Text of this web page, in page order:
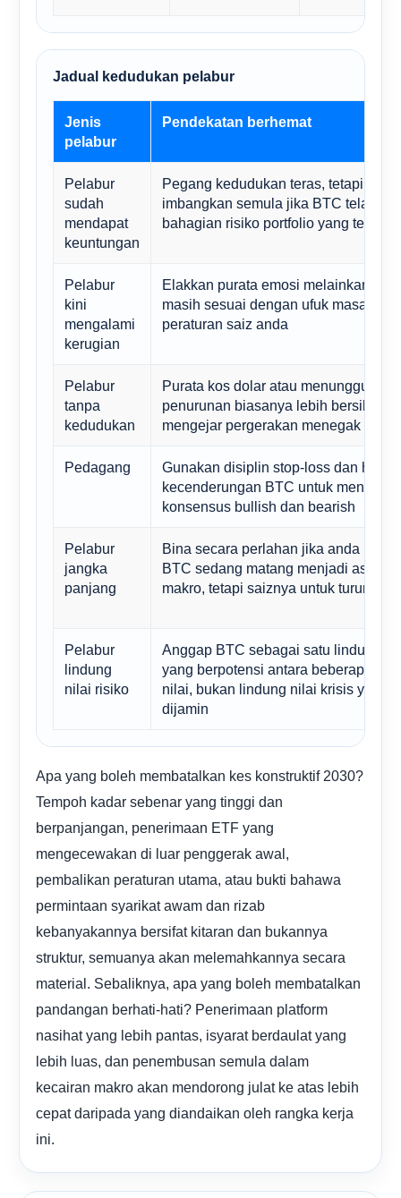
Jadual kedudukan pelabur
Jenis
pelabur
Pendekatan berhemat
Pelabur
sudah
mendapat
keuntungan
Pegang kedudukan teras, tetapi
imbangkan semula jika BTC telah
bahagian risiko portfolio yang terlalu
Pelabur
kini
mengalami
kerugian
Elakkan purata emosi melainkan
masih sesuai dengan ufuk masa dan
peraturan saiz anda
Pelabur
tanpa
kedudukan
Purata kos dolar atau menunggu
penurunan biasanya lebih bersih
mengejar pergerakan menegak
Pedagang
Gunakan disiplin stop-loss dan
kecenderungan BTC untuk
konsensus bullish dan bearish
Pelabur
jangka
panjang
Bina secara perlahan jika anda
BTC sedang matang menjadi aset
makro, tetapi saiznya untuk turun naik
Pelabur
lindung
nilai risiko
Anggap BTC sebagai satu lindung
yang berpotensi antara beberapa
nilai, bukan lindung nilai krisis yang
dijamin
Apa yang boleh membatalkan kes konstruktif 2030?
Tempoh kadar sebenar yang tinggi dan
berpanjangan, penerimaan ETF yang
mengecewakan di luar penggerak awal,
pembalikan peraturan utama, atau bukti bahawa
permintaan syarikat awam dan rizab
kebanyakannya bersifat kitaran dan bukannya
struktur, semuanya akan melemahkannya secara
material. Sebaliknya, apa yang boleh membatalkan
pandangan berhati-hati? Penerimaan platform
nasihat yang lebih pantas, isyarat berdaulat yang
lebih luas, dan penembusan semula dalam
kecairan makro akan mendorong julat ke atas lebih
cepat daripada yang diandaikan oleh rangka kerja
ini.